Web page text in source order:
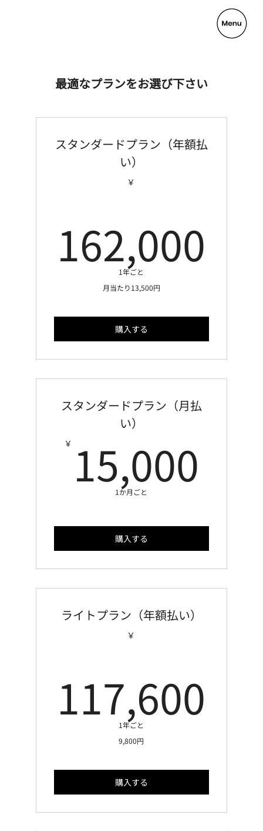
最適なプランをお選び下さい
スタンダードプラン（年額払
い）
￥
162,000
1年ごと
月当たり13,500円
購入する
スタンダードプラン（月払
い）
￥ 15,000
1か月ごと
購入する
ライトプラン（年額払い）
￥
117,600
1年ごと
9,800円
購入する